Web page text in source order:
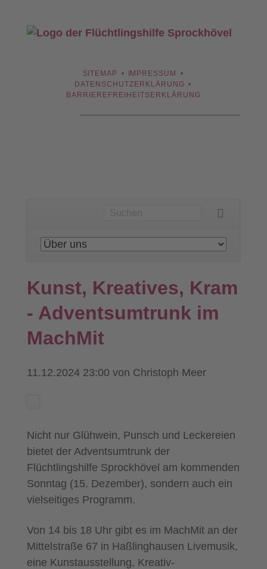
NAVIGATION
ÜBERSPRINGEN
SITEMAP
IMPRESSUM
DATENSCHUTZERKLÄRUNG
BARRIEREFREIHEITSERKLÄRUNG
Navigation
Kunst, Kreatives, Kram
- Adventsumtrunk im
MachMit
11.12.2024 23:00 von Christoph Meer
Nicht nur Glühwein, Punsch und Leckereien
bietet der Adventsumtrunk der
Flüchtlingshilfe Sprockhövel am kommenden
Sonntag (15. Dezember), sondern auch ein
vielseitiges Programm.
Von 14 bis 18 Uhr gibt es im MachMit an der
Mittelstraße 67 in Haßlinghausen Livemusik,
eine Kunstausstellung, Kreativ-